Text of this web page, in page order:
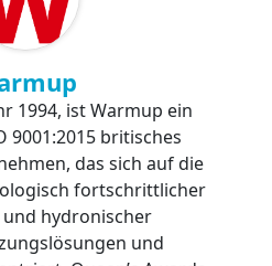
1994, ist Warmup ein
9001:2015 britisches
das sich auf die
fortschrittlicher
hydronischer
und